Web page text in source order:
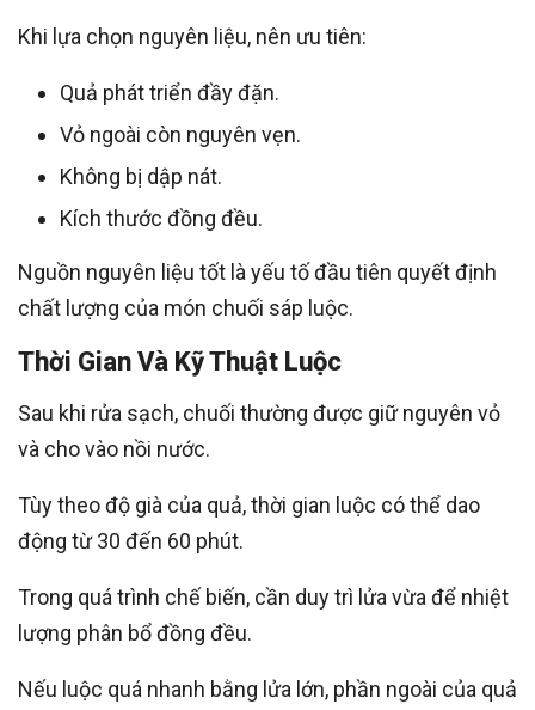
Khi lựa chọn nguyên liệu, nên ưu tiên:
Quả phát triển đầy đặn.
Vỏ ngoài còn nguyên vẹn.
Không bị dập nát.
Kích thước đồng đều.
Nguồn nguyên liệu tốt là yếu tố đầu tiên quyết định
chất lượng của món chuối sáp luộc.
Thời Gian Và Kỹ Thuật Luộc
Sau khi rửa sạch, chuối thường được giữ nguyên vỏ
và cho vào nồi nước.
Tùy theo độ già của quả, thời gian luộc có thể dao
động từ 30 đến 60 phút.
Trong quá trình chế biến, cần duy trì lửa vừa để nhiệt
lượng phân bổ đồng đều.
Nếu luộc quá nhanh bằng lửa lớn, phần ngoài của quả